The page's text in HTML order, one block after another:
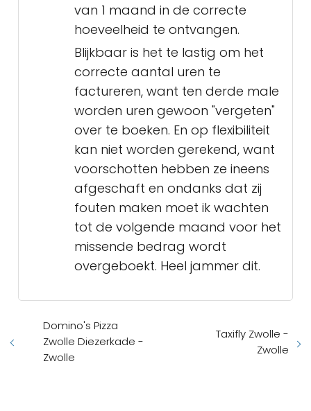
van 1 maand in de correcte
hoeveelheid te ontvangen.
Blijkbaar is het te lastig om het
correcte aantal uren te
factureren, want ten derde male
worden uren gewoon "vergeten"
over te boeken. En op flexibiliteit
kan niet worden gerekend, want
voorschotten hebben ze ineens
afgeschaft en ondanks dat zij
fouten maken moet ik wachten
tot de volgende maand voor het
missende bedrag wordt
overgeboekt. Heel jammer dit.
Domino's Pizza
Zwolle Diezerkade -
Zwolle
Taxifly Zwolle -
Zwolle